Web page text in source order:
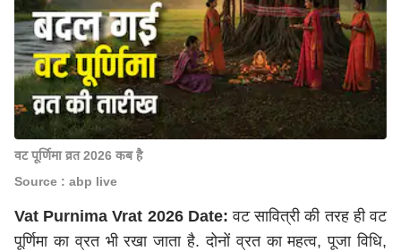
वट पूर्णिमा व्रत 2026 कब है
Source : abp live
Vat Purnima Vrat 2026 Date:वट सावित्री की तरह ही वट
पूर्णिमा का व्रत भी रखा जाता है. दोनों व्रत का महत्व, पूजा विधि,